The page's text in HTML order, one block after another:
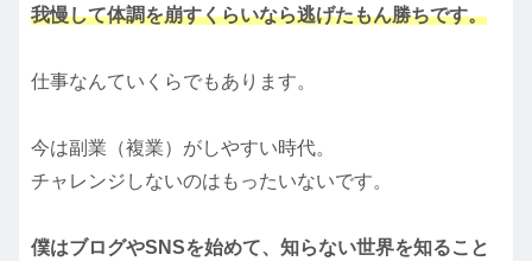
我慢して体調を崩すくらいなら逃げたもん勝ちです。
仕事なんていくらでもあります。
今は副業（複業）がしやすい時代。
チャレンジしないのはもったいないです。
僕はブログやSNSを始めて、知らない世界を知ること